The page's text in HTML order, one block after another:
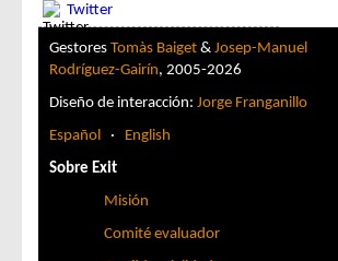
Twitter
Gestores Tomàs Baiget & Josep-Manuel
Rodríguez-Gairín, 2005-2026
Diseño de interacción: Jorge Franganillo
Español
·
English
Sobre Exit
Misión
Comité evaluador